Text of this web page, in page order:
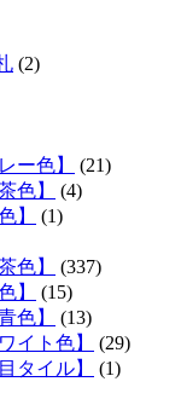
(2)
ー色】
(21)
色】
(4)
】
(1)
色】
(337)
】
(15)
色】
(13)
イト色】
(29)
タイル】
(1)